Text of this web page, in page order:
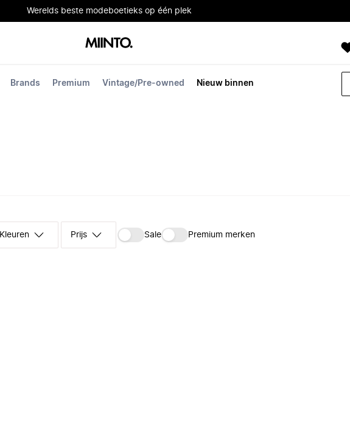
Werelds beste modeboetieks op één plek
Brands Premium Vintage/Pre-owned Nieuw binnen
Kleuren Prijs Sale Premium merken